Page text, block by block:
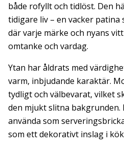
både rofyllt och tidlöst. Den
tidigare liv – en vacker patina
där varje märke och nyans
omtanke och vardag.
Ytan har åldrats med
varm, inbjudande karaktär.
tydligt och välbevarat, vilket
den mjukt slitna bakgrunden.
använda som
som ett dekorativt inslag i